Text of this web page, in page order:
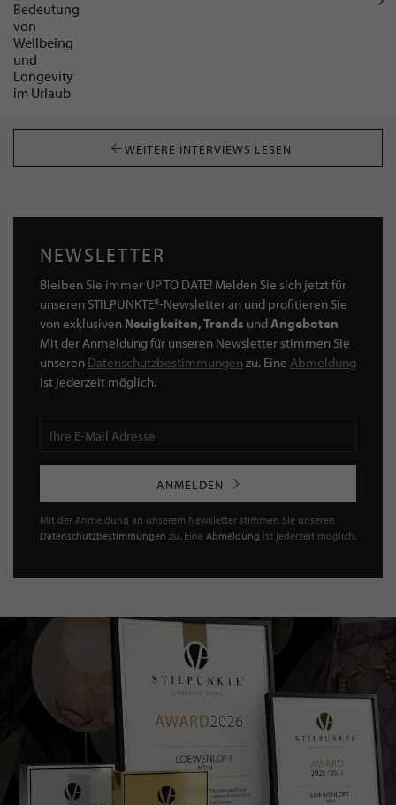
WEITERE INTERVIEWS LESEN
NEWSLETTER
Bleiben Sie immer UP TO DATE! Melden Sie sich jetzt für
unseren STILPUNKTE®-Newsletter an und profitieren Sie
von exklusiven Neuigkeiten, Trends undAngeboten
Mit der Anmeldung für unseren Newsletter stimmen Sie
unseren Datenschutzbestimmungen zu. Eine Abmeldung
ist jederzeit möglich.
ANMELDEN
Mit der Anmeldung an unserem Newsletter stimmen Sie unseren
Datenschutzbestimmungen zu. Eine Abmeldung ist jederzeit möglich.